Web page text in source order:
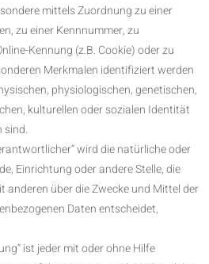
mittels Zuordnung zu einer
zu einer Kennnummer, zu
Kennung (z.B. Cookie) oder zu
Merkmalen identifiziert werden
physiologischen, genetischen,
kulturellen oder sozialen Identität
sind.
wird die natürliche oder
Einrichtung oder andere Stelle, die
anderen über die Zwecke und Mittel der
Daten entscheidet,
ist jeder mit oder ohne Hilfe